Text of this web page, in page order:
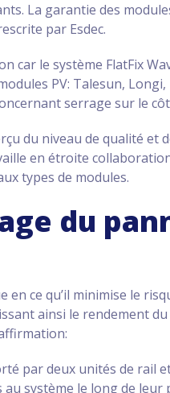
La garantie des
par Esdec.
car le système FlatFix
PV: Talesun, Longi,
serrage sur le
du niveau de qualité et
en étroite
types de modules.
du
en ce qu’il minimise le
ainsi le rendement
par deux unités de rail
système le long de